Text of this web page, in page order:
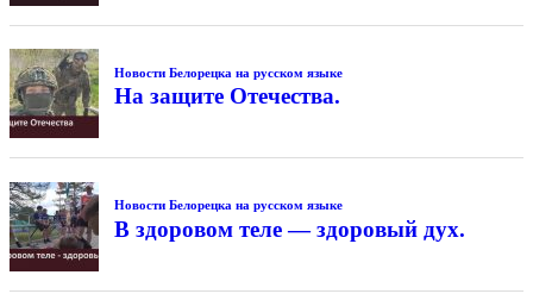
Новости Белорецка на русском языке
На защите Отечества.
Новости Белорецка на русском языке
В здоровом теле — здоровый дух.